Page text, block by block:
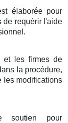
élaborée pour
de requérir l'aide
et les firmes de
la procédure,
les modifications
soutien pour